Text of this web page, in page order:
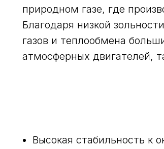
природном газе, где
Благодаря низкой
газов и теплообмена
атмосферных двигателей,
Высокая стабильность к